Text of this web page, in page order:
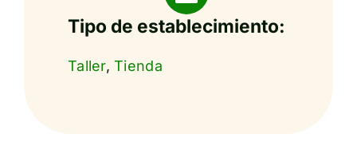
Tipo de establecimiento:
Taller,Tienda